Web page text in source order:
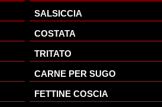
SALSICCIA
COSTATA
TRITATO
CARNE PER SUGO
FETTINE COSCIA